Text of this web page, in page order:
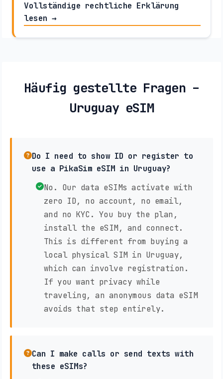
Vollständige rechtliche Erklärung
lesen →
Häufig gestellte Fragen –
Uruguay eSIM
Do I need to show ID or register to
use a PikaSim eSIM in Uruguay?
No. Our data eSIMs activate with
zero ID, no account, no email,
and no KYC. You buy the plan,
install the eSIM, and connect.
This is different from buying a
local physical SIM in Uruguay,
which can involve registration.
If you want privacy while
traveling, an anonymous data eSIM
avoids that step entirely.
Can I make calls or send texts with
these eSIMs?